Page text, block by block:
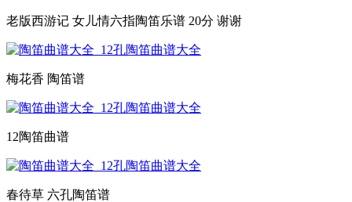
老版西游记 女儿情六指陶笛乐谱 20分 谢谢
梅花香 陶笛谱
12陶笛曲谱
春待草 六孔陶笛谱